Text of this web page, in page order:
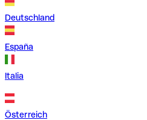
Deutschland
España
Italia
Österreich